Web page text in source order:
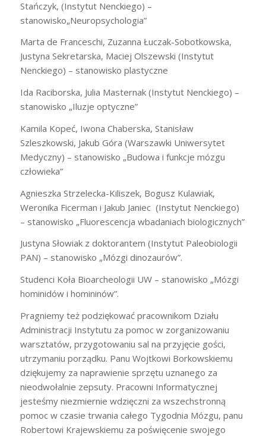
Stańczyk, (Instytut Nenckiego) –
stanowisko„Neuropsychologia”
Marta de Franceschi, Zuzanna Łuczak-Sobotkowska,
Justyna Sekretarska, Maciej Olszewski (Instytut
Nenckiego) – stanowisko plastyczne
Ida Raciborska, Julia Masternak (Instytut Nenckiego) –
stanowisko „Iluzje optyczne”
Kamila Kopeć, Iwona Chaberska, Stanisław
Szleszkowski, Jakub Góra (Warszawki Uniwersytet
Medyczny) – stanowisko „Budowa i funkcje mózgu
człowieka”
Agnieszka Strzelecka-Kiliszek, Bogusz Kulawiak,
Weronika Ficerman i Jakub Janiec (Instytut Nenckiego)
– stanowisko „Fluorescencja wbadaniach biologicznych”
Justyna Słowiak z doktorantem (Instytut Paleobiologii
PAN) – stanowisko „Mózgi dinozaurów”.
Studenci Koła Bioarcheologii UW – stanowisko „Mózgi
hominidów i homininów”.
Pragniemy też podziękować pracownikom Działu
Administracji Instytutu za pomoc w zorganizowaniu
warsztatów, przygotowaniu sal na przyjęcie gości,
utrzymaniu porządku. Panu Wojtkowi Borkowskiemu
dziękujemy za naprawienie sprzętu uznanego za
nieodwołalnie zepsuty. Pracowni Informatycznej
jesteśmy niezmiernie wdzięczni za wszechstronną
pomoc w czasie trwania całego Tygodnia Mózgu, panu
Robertowi Krajewskiemu za poświęcenie swojego